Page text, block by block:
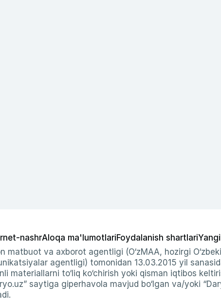
nashrAloqa ma'lumotlariFoydalanish shartlari
matbuot va axborot agentligi (O‘zMAA, hozirgi
agentligi) tomonidan 13.03.2015 yil
materiallarni to‘liq ko‘chirish yoki qisman iqtibos
saytiga giperhavola mavjud bo‘lgan va/yoki